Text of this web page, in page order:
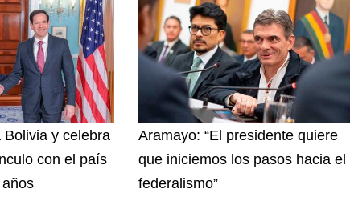
Bolivia y celebra
con el país
Aramayo: “El presidente quiere
que iniciemos los pasos hacia el
federalismo”